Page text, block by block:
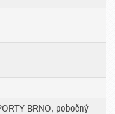
BRNO, pobočný